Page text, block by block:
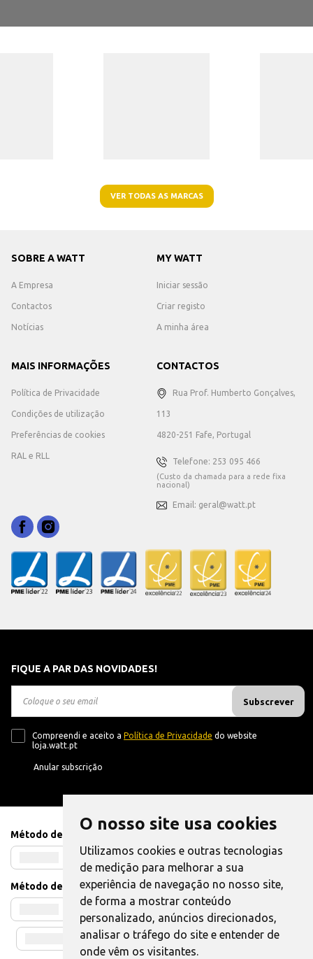
O nosso site usa cookies
Utilizamos cookies e outras tecnologias
de medição para melhorar a sua
experiência de navegação no nosso site,
de forma a mostrar conteúdo
personalizado, anúncios direcionados,
analisar o tráfego do site e entender de
onde vêm os visitantes.
VER TODAS AS MARCAS
SOBRE A WATT
A Empresa
Contactos
Notícias
MY WATT
Iniciar sessão
Criar registo
A minha área
MAIS INFORMAÇÕES
Política de Privacidade
Condições de utilização
Preferências de cookies
RAL e RLL
CONTACTOS
Rua Prof. Humberto Gonçalves,
113
4820-251 Fafe, Portugal
Telefone: 253 095 466
(Custo da chamada para a rede fixa
nacional)
Email: geral@watt.pt
FIQUE A PAR DAS NOVIDADES!
Subscrever
Compreendi e aceito a Política de Privacidade do website
loja.watt.pt
Anular subscrição
Método de Pagamento
Método de Envio